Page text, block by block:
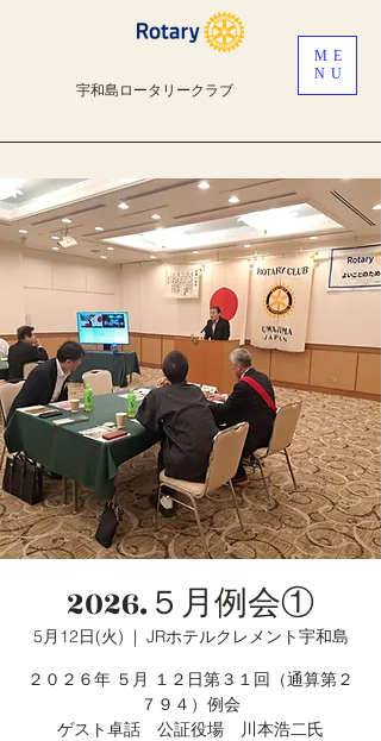
宇和島ロータリークラブ
ME
NU
2026.５月例会①
5月12日(火)
  |
JRホテルクレメント宇和島
２０２６年 ５月 １２日第３１回（通算第２
７９４）例会
ゲスト卓話 公証役場 川本浩二氏